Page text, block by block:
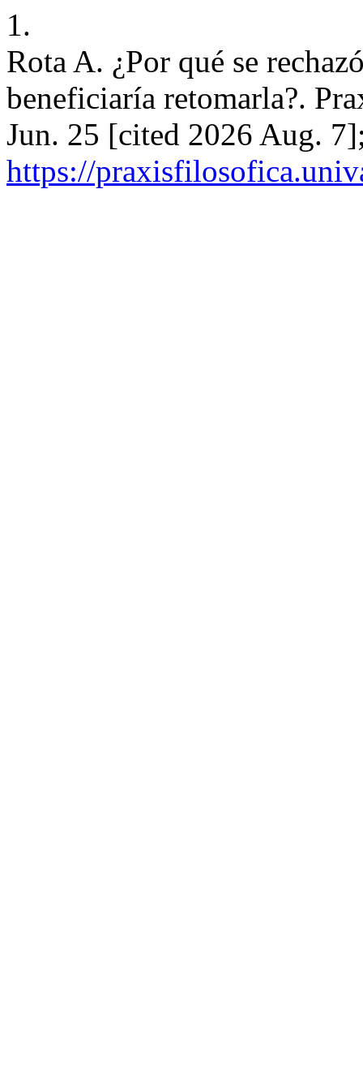
1.
Rota A. ¿Por qué se
beneficiaría retomarla?.
Jun. 25 [cited 2026 Aug.
https://